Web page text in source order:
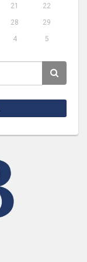
21
22
28
29
4 5